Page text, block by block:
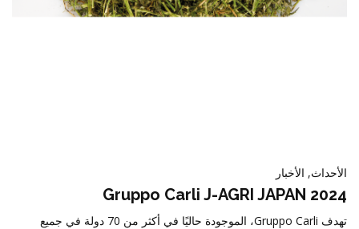
الأحداث, الأخبار
Gruppo Carli J-AGRI JAPAN 2024
تهدف Gruppo Carli، الموجودة حاليًا في أكثر من 70 دولة في جميع